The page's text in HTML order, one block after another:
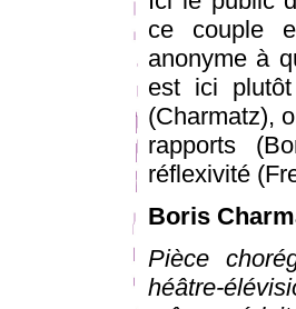
ce couple
anonyme à
est ici
(Charmatz),
rapports
réflexivité
Boris
Pièce
héâtre-